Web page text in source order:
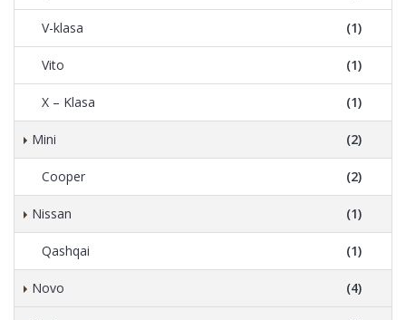
V-klasa (1)
Vito (1)
X – Klasa (1)
Mini (2)
Cooper (2)
Nissan (1)
Qashqai (1)
Novo (4)